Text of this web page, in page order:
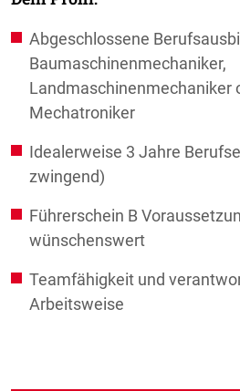
Abgeschlossene
Baumaschinenmechaniker,
Landmaschinenmechaniker
Mechatroniker
Idealerweise 3 Jahre
zwingend)
Führerschein B
wünschenswert
Teamfähigkeit und
Arbeitsweise